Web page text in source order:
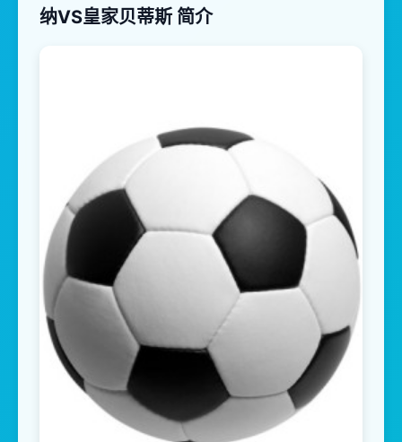
纳VS皇家贝蒂斯 简介